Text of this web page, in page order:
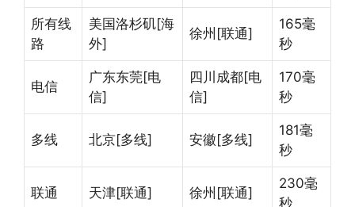
所有线
路
美国洛杉矶[海
外]
徐州[联通]
165毫
秒
电信
广东东莞[电
信]
四川成都[电
信]
170毫
秒
多线 北京[多线] 安徽[多线]
181毫
秒
联通 天津[联通] 徐州[联通]
230毫
秒